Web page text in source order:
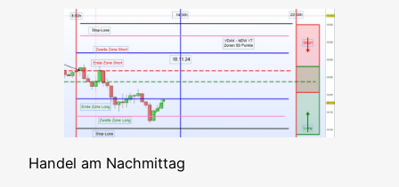
Han­del am Nachmittag